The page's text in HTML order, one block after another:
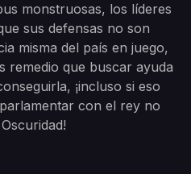
monstruosas, los líderes
sus defensas no son
misma del país en juego,
remedio que buscar ayuda
¡incluso si eso
con el rey no